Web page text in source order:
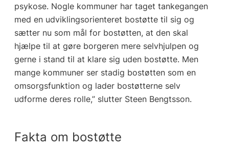
psykose. Nogle kommuner har taget tankegangen
med en udviklingsorienteret bostøtte til sig og
sætter nu som mål for bostøtten, at den skal
hjælpe til at gøre borgeren mere selvhjulpen og
gerne i stand til at klare sig uden bostøtte. Men
mange kommuner ser stadig bostøtten som en
omsorgsfunktion og lader bostøtterne selv
udforme deres rolle,” slutter Steen Bengtsson.
Fakta om bostøtte